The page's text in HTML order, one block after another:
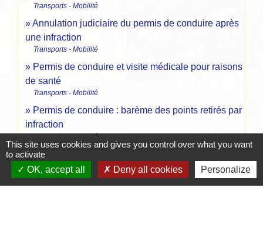
Transports - Mobilité
Annulation judiciaire du permis de conduire après
une infraction
Transports - Mobilité
Permis de conduire et visite médicale pour raisons
de santé
Transports - Mobilité
Permis de conduire : barème des points retirés par
infraction
Récupération des points du permis de conduire
Transports - Mobilité
This site uses cookies and gives you control over what you want
to activate
OK, accept all
Deny all cookies Personalize